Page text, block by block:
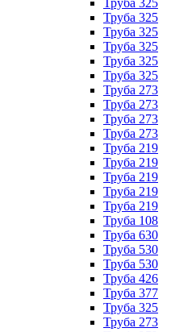
Труба 325
Труба 325
Труба 325
Труба 325
Труба 325
Труба 273
Труба 273
Труба 273
Труба 273
Труба 219
Труба 219
Труба 219
Труба 219
Труба 219
Труба 108
Труба 630
Труба 530
Труба 530
Труба 426
Труба 377
Труба 325
Труба 273